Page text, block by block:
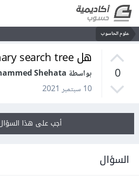
علوم الحاسوب
0
هل binary search tree خوارزمية؟
بواسطة Mohammed Shehata
10 سبتمبر 2021
أجب على هذا السؤال
السؤال